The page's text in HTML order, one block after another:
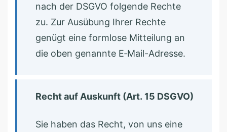
nach der DSGVO folgende Rechte
zu. Zur Ausübung Ihrer Rechte
genügt eine formlose Mitteilung an
die oben genannte E‑Mail-Adresse.
Recht auf Auskunft (Art. 15 DSGVO)
Sie haben das Recht, von uns eine